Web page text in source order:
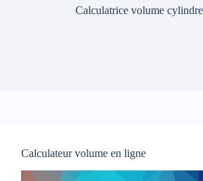
Calculatrice volume cylindre
Calculateur volume en ligne